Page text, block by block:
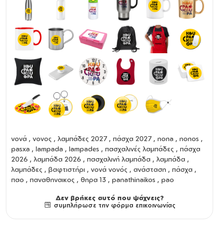
νονά , νονος , λαμπάδες 2027 , πάσχα 2027 , nona , nonos ,
pasxa , lampada , lampades , πασχαλινές λαμπάδες , πάσχα
2026 , λαμπάδα 2026 , πασχαλινή λαμπάδα , λαμπάδα ,
λαμπάδες , βαφτιστήρι , νονά νονός , ανάσταση , πάσχα ,
παο , παναθηναικος , θηρα 13 , panathinaikos , pao
Δεν βρήκες αυτό που ψάχνεις?
συμπλήρωσε την φόρμα επικοινωνίας